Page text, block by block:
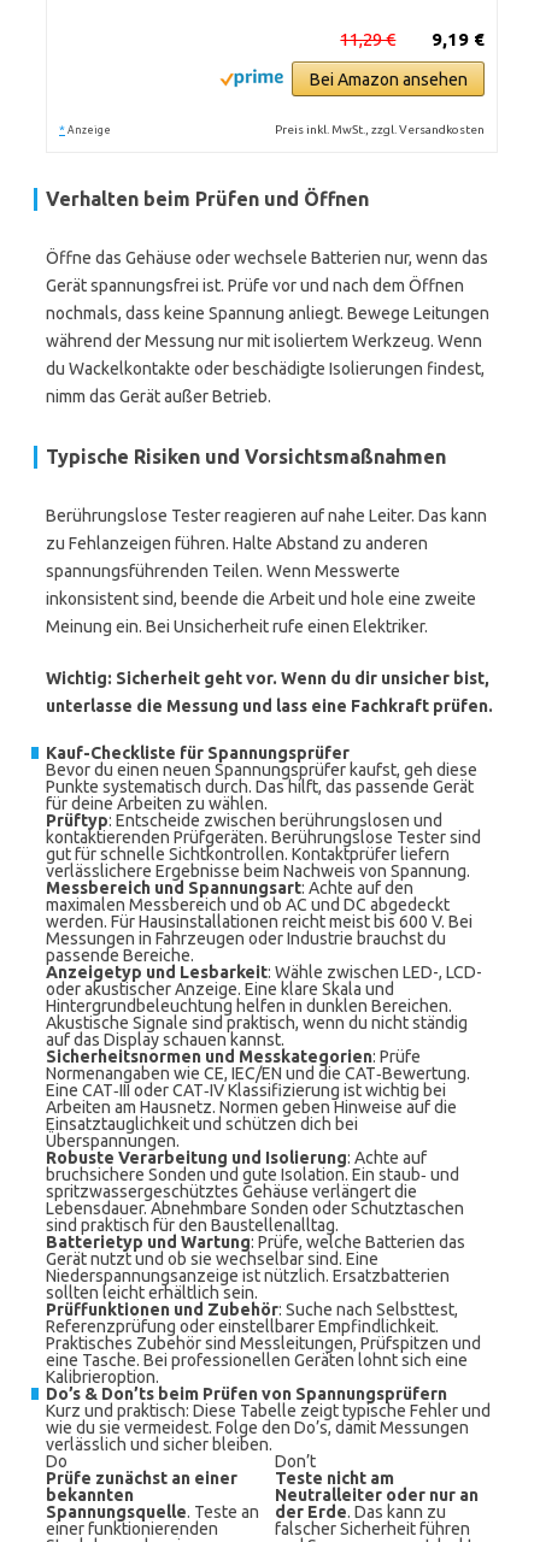
9,19 €
11,29 €
Bei Amazon ansehen
* Anzeige Preis inkl. MwSt., zzgl. Versandkosten
Verhalten beim Prüfen und Öffnen
Öffne das Gehäuse oder wechsele Batterien nur, wenn das
Gerät spannungsfrei ist. Prüfe vor und nach dem Öffnen
nochmals, dass keine Spannung anliegt. Bewege Leitungen
während der Messung nur mit isoliertem Werkzeug. Wenn
du Wackelkontakte oder beschädigte Isolierungen findest,
nimm das Gerät außer Betrieb.
Typische Risiken und Vorsichtsmaßnahmen
Berührungslose Tester reagieren auf nahe Leiter. Das kann
zu Fehlanzeigen führen. Halte Abstand zu anderen
spannungsführenden Teilen. Wenn Messwerte
inkonsistent sind, beende die Arbeit und hole eine zweite
Meinung ein. Bei Unsicherheit rufe einen Elektriker.
Wichtig: Sicherheit geht vor. Wenn du dir unsicher bist,
unterlasse die Messung und lass eine Fachkraft prüfen.
Kauf-Checkliste für Spannungsprüfer
Bevor du einen neuen Spannungsprüfer kaufst, geh diese
Punkte systematisch durch. Das hilft, das passende Gerät
für deine Arbeiten zu wählen.
Prüftyp: Entscheide zwischen berührungslosen und
kontaktierenden Prüfgeräten. Berührungslose Tester sind
gut für schnelle Sichtkontrollen. Kontaktprüfer liefern
verlässlichere Ergebnisse beim Nachweis von Spannung.
Messbereich und Spannungsart: Achte auf den
maximalen Messbereich und ob AC und DC abgedeckt
werden. Für Hausinstallationen reicht meist bis 600 V. Bei
Messungen in Fahrzeugen oder Industrie brauchst du
passende Bereiche.
Anzeigetyp und Lesbarkeit: Wähle zwischen LED-, LCD-
oder akustischer Anzeige. Eine klare Skala und
Hintergrundbeleuchtung helfen in dunklen Bereichen.
Akustische Signale sind praktisch, wenn du nicht ständig
auf das Display schauen kannst.
Sicherheitsnormen und Messkategorien: Prüfe
Normenangaben wie CE, IEC/EN und die CAT‑Bewertung.
Eine CAT‑III oder CAT‑IV Klassifizierung ist wichtig bei
Arbeiten am Hausnetz. Normen geben Hinweise auf die
Einsatztauglichkeit und schützen dich bei
Überspannungen.
Robuste Verarbeitung und Isolierung: Achte auf
bruchsichere Sonden und gute Isolation. Ein staub‑ und
spritzwassergeschütztes Gehäuse verlängert die
Lebensdauer. Abnehmbare Sonden oder Schutztaschen
sind praktisch für den Baustellenalltag.
Batterietyp und Wartung: Prüfe, welche Batterien das
Gerät nutzt und ob sie wechselbar sind. Eine
Niederspannungsanzeige ist nützlich. Ersatzbatterien
sollten leicht erhältlich sein.
Prüffunktionen und Zubehör: Suche nach Selbsttest,
Referenzprüfung oder einstellbarer Empfindlichkeit.
Praktisches Zubehör sind Messleitungen, Prüfspitzen und
eine Tasche. Bei professionellen Geräten lohnt sich eine
Kalibrieroption.
Do’s & Don’ts beim Prüfen von Spannungsprüfern
Kurz und praktisch: Diese Tabelle zeigt typische Fehler und
wie du sie vermeidest. Folge den Do’s, damit Messungen
verlässlich und sicher bleiben.
Do
Don’t
Prüfe zunächst an einer
bekannten
Spannungsquelle. Teste an
einer funktionierenden
Teste nicht am
Neutralleiter oder nur an
der Erde. Das kann zu
falscher Sicherheit führen